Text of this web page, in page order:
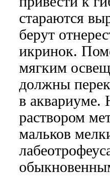
стараются
берут
икринок.
мягким
должны
в аквариуме.
раствором
мальков